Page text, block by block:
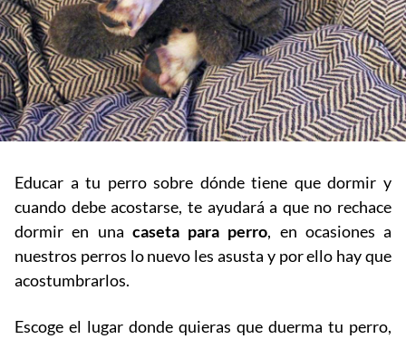
Educar a tu perro sobre dónde tiene que dormir y
cuando debe acostarse, te ayudará a que no rechace
dormir en una caseta para perro, en ocasiones a
nuestros perros lo nuevo les asusta y por ello hay que
acostumbrarlos.
Escoge el lugar donde quieras que duerma tu perro,